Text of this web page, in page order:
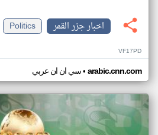
اخبار جزر القمر
Politics
VF17PD
سي ان ان عربي• arabic.cnn.com